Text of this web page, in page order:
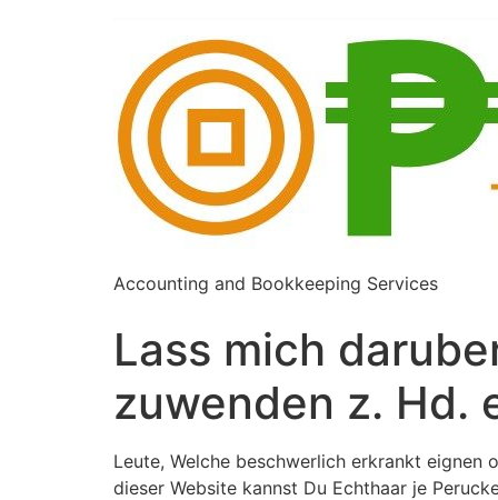
Accounting and Bookkeeping Services
Lass mich
zuwenden z. Hd.
Leute, Welche beschwerlich erkrankt eignen
dieser Website kannst Du Echthaar je